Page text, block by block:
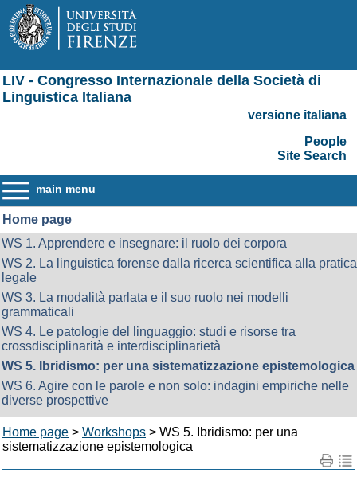
LIV - Congresso Internazionale della Società di
Linguistica Italiana
versione italiana
People
Site Search
main menu
Home page
WS 1. Apprendere e insegnare: il ruolo dei corpora
WS 2. La linguistica forense dalla ricerca scientifica alla pratica
legale
WS 3. La modalità parlata e il suo ruolo nei modelli
grammaticali
WS 4. Le patologie del linguaggio: studi e risorse tra
crossdisciplinarità e interdisciplinarietà
WS 5. Ibridismo: per una sistematizzazione epistemologica
WS 6. Agire con le parole e non solo: indagini empiriche nelle
diverse prospettive
Home page > Workshops > WS 5. Ibridismo: per una
sistematizzazione epistemologica